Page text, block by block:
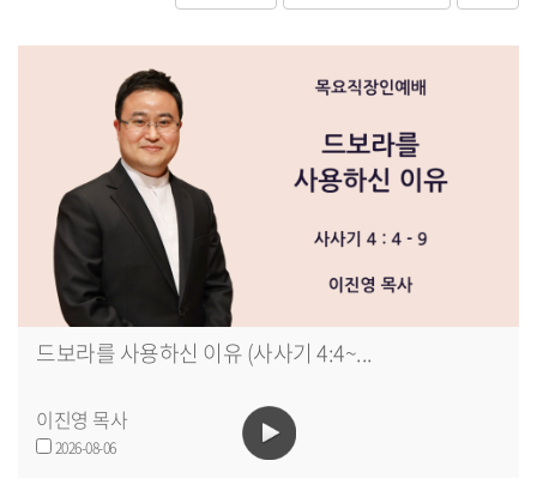
드보라를 사용하신 이유 (사사기 4:4~...
이진영 목사
2026-08-06